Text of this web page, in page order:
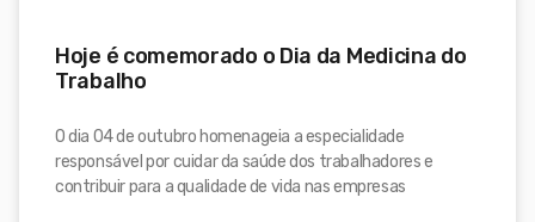
Hoje é comemorado o Dia da Medicina do
Trabalho
O dia 04 de outubro homenageia a especialidade
responsável por cuidar da saúde dos trabalhadores e
contribuir para a qualidade de vida nas empresas